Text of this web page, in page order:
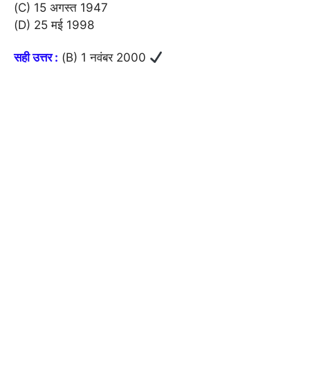
(C) 15 अगस्त 1947
(D) 25 मई 1998
सही उत्तर : (B) 1 नवंबर 2000